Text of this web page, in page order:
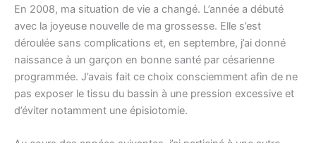
En 2008, ma situation de vie a changé. L’année a débuté
avec la joyeuse nouvelle de ma grossesse. Elle s’est
déroulée sans complications et, en septembre, j’ai donné
naissance à un garçon en bonne santé par césarienne
programmée. J’avais fait ce choix consciemment afin de ne
pas exposer le tissu du bassin à une pression excessive et
d’éviter notamment une épisiotomie.